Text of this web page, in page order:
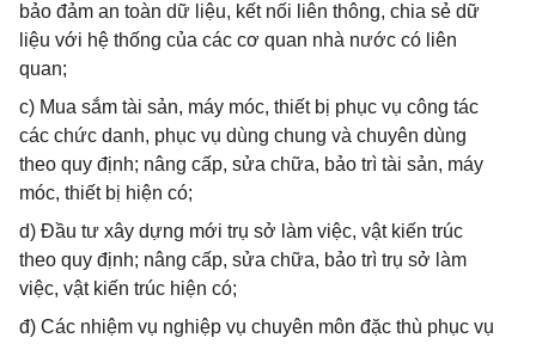
bảo đảm an toàn dữ liệu, kết nối liên thông, chia sẻ dữ
liệu với hệ thống của các cơ quan nhà nước có liên
quan;
c) Mua sắm tài sản, máy móc, thiết bị phục vụ công tác
các chức danh, phục vụ dùng chung và chuyên dùng
theo quy định; nâng cấp, sửa chữa, bảo trì tài sản, máy
móc, thiết bị hiện có;
d) Đầu tư xây dựng mới trụ sở làm việc, vật kiến trúc
theo quy định; nâng cấp, sửa chữa, bảo trì trụ sở làm
việc, vật kiến trúc hiện có;
đ) Các nhiệm vụ nghiệp vụ chuyên môn đặc thù phục vụ